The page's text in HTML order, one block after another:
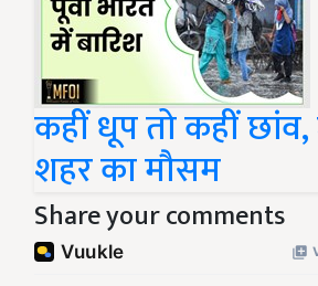
कहीं धूप तो कहीं
शहर का मौसम
Share your comments